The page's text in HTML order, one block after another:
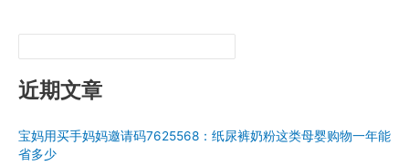
近期文章
宝妈用买手妈妈邀请码7625568：纸尿裤奶粉这类母婴购物一年能
省多少